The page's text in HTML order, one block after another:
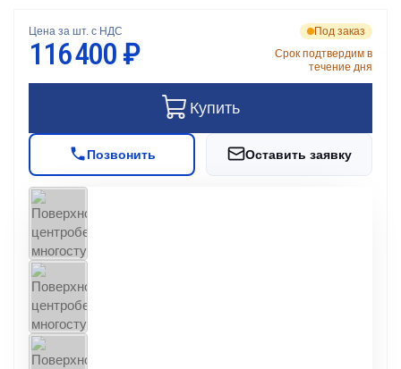
Цена за шт. с НДС
116 400 ₽
Под заказ
Срок подтвердим в
течение дня
Купить
Позвонить Оставить заявку